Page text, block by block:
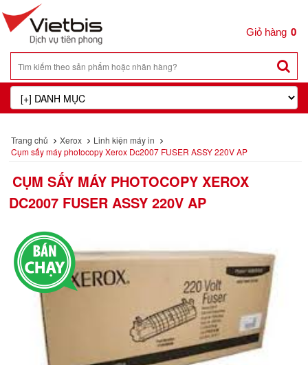
0
Trang chủ Xerox
Linh kiện máy in
Cụm sấy máy photocopy Xerox Dc2007 FUSER ASSY 220V AP
CỤM SẤY MÁY PHOTOCOPY XEROX
DC2007 FUSER ASSY 220V AP